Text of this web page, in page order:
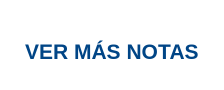
VER MÁS NOTAS